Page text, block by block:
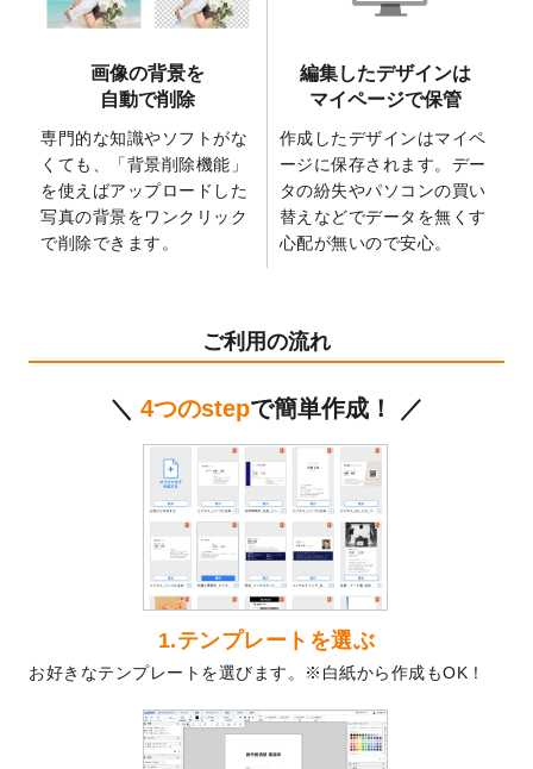
た。
を追加しました。
マスキングテープのデザインテンプレート
を追加しました。
2025/1/15
配置できるデータ形式が増えました。
（pdf、psd、eps、tifに対応）
2024/12/24
2025年版4月始まりのカレンダーデザイン
箔押し年賀状のデザインテンプレート
ステッカーのデザインテンプレート
しました。
2025年巳年の年賀状デザインテンプレート
を公開いたしました。
喪中はがきのデザインテンプレート
いたしました。
2025年版1月始まりのカレンダーデザイン
テンプレート
を公開いたしました。
なりました！
プラスチックカードのデザインテンプレー
トを追加しました。
画像の背景を
自動で削除
専門的な知識やソフトがな
くても、「背景削除機能」
を使えばアップロードした
写真の背景をワンクリック
で削除できます。
編集したデザインは
マイページで保管
作成したデザインはマイペ
ージに保存されます。デー
タの紛失やパソコンの買い
替えなどでデータを無くす
心配が無いので安心。
ご利用の流れ
＼ 4つのstepで簡単作成！ ／
1.テンプレートを選ぶ
お好きなテンプレートを選びます。※白紙から作成もOK！